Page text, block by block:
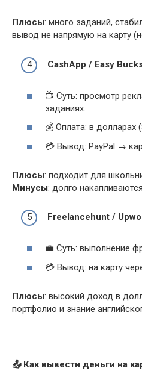
Плюсы: много заданий,
вывод не напрямую на карту
CashApp / Easy
📺 Суть: просмотр
заданиях.
💰 Оплата: в долларах
💳 Вывод: PayPal →
Плюсы: подходит для
Минусы: долго
Freelancehunt /
💼 Суть: выполнение
💳 Вывод: на карту
Плюсы: высокий доход в
портфолио и знание
📤Как вывести деньги на